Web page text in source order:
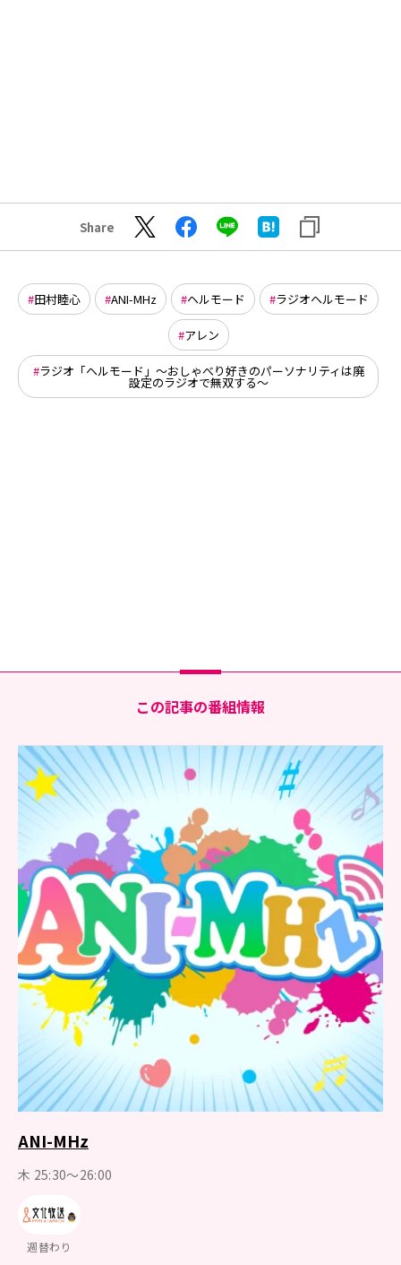
Share
田村睦心 ANI-MHz ヘルモード ラジオヘルモード
アレン
ラジオ「ヘルモード」～おしゃべり好きのパーソナリティは廃
設定のラジオで無双する～
この記事の番組情報
ANI-MHz
木 25:30～26:00
週替わり